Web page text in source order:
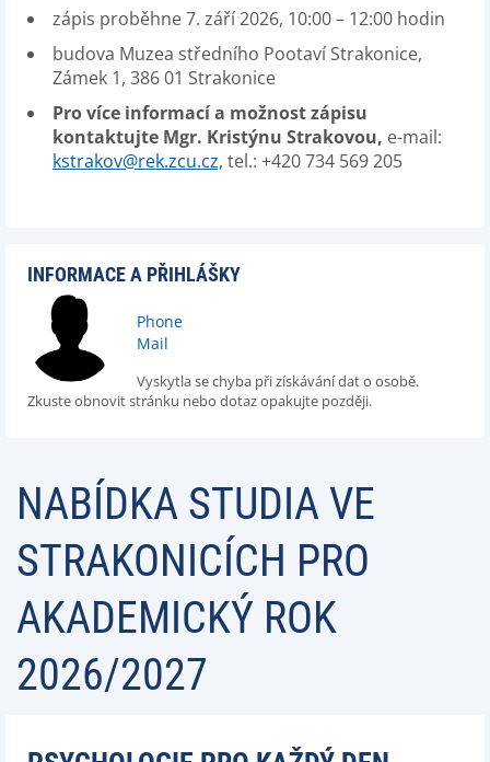
zápis proběhne 7. září 2026, 10:00 – 12:00 hodin
budova Muzea středního Pootaví Strakonice,
Zámek 1, 386 01 Strakonice
Pro více informací a možnost zápisu
kontaktujte Mgr. Kristýnu Strakovou, e-mail:
kstrakov@rek.zcu.cz, tel.: +420 734 569 205
INFORMACE A PŘIHLÁŠKY
Phone
Mail
Vyskytla se chyba při získávání dat o osobě.
Zkuste obnovit stránku nebo dotaz opakujte později.
NABÍDKA STUDIA VE
STRAKONICÍCH PRO
AKADEMICKÝ ROK
2026/2027